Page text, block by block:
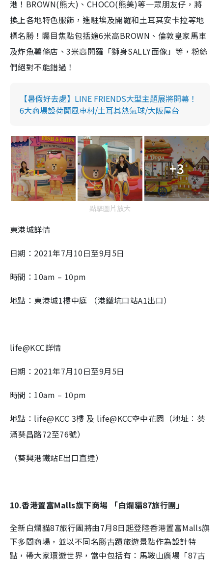
港！BROWN(熊大)、CHOCO(熊美)等一眾朋友仔，將
換上各地特色服飾，進駐埃及開羅和土耳其安卡拉等地
標名勝！矚目焦點包括逾6米高BROWN、倫敦皇家馬車
及炸魚薯條店、3米高開羅「獅身SALLY面像」等，粉絲
們絕對不能錯過！
【暑假好去處】LINE FRIENDS大型主題展將開幕！
6大商場設荷蘭風車村/土耳其熱氣球/大阪屋台
+3
點擊圖片放大
東港城詳情
日期：2021年7月10日至9月5日
時間：10am – 10pm
地點：東港城1樓中庭 （港鐵坑口站A1出口）
life@KCC詳情
日期：2021年7月10日至9月5日
時間：10am – 10pm
地點：life@KCC 3樓 及 life@KCC空中花園（地址︰葵
涌葵昌路72至76號）
（葵興港鐵站E出口直達）
10.香港置富Malls旗下商場 「白爛貓87旅行團」
全新白爛貓87旅行團將由7月8日起登陸香港置富Malls旗
下多間商場，並以不同名勝古蹟旅遊景點作為設計特
點，帶大家環遊世界，當中包括有：馬鞍山廣場「87古